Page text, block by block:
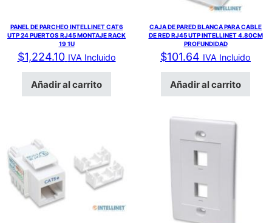
PANEL DE PARCHEO INTELLINET CAT6
UTP 24 PUERTOS RJ45 MONTAJE RACK
19 1U
$1,224.10 IVA Incluido
Añadir al carrito
CAJA DE PARED BLANCA PARA CABLE
DE RED RJ45 UTP INTELLINET 4.80CM
PROFUNDIDAD
$101.64 IVA Incluido
Añadir al carrito